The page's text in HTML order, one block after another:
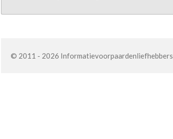
© 2011 - 2026 Informatievoorpaardenliefhebbers